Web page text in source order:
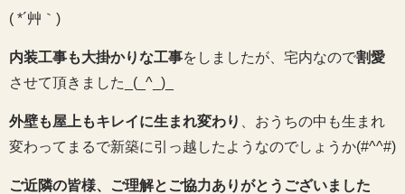
( *´艸｀)
内装工事も大掛かりな工事をしましたが、宅内なので割愛
させて頂きました_(_^_)_
外壁も屋上もキレイに生まれ変わり
、おうちの中も生まれ
変わってまるで新築に引っ越したようなのでしょうか(#^^#)
ご近隣の皆様、ご理解とご協力ありがとうございました